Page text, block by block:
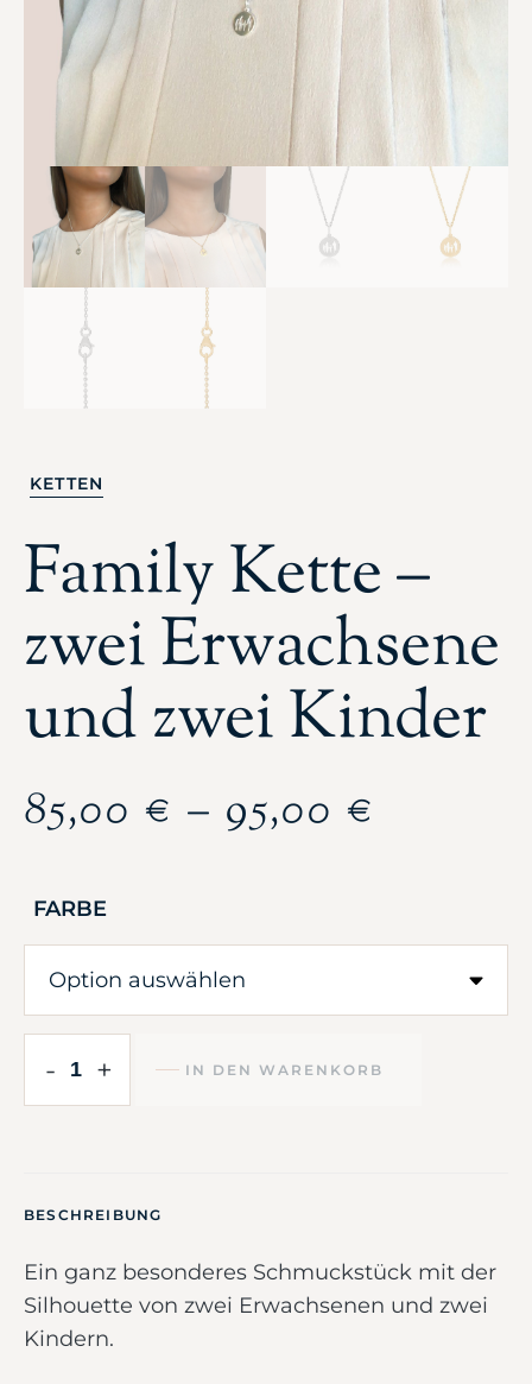
KETTEN
Family Kette –
zwei Erwachsene
und zwei Kinder
85,00 € – 95,00 €
FARBE
- + IN DEN WARENKORB
BESCHREIBUNG
Ein ganz besonderes Schmuckstück mit der
Silhouette von zwei Erwachsenen und zwei
Kindern.